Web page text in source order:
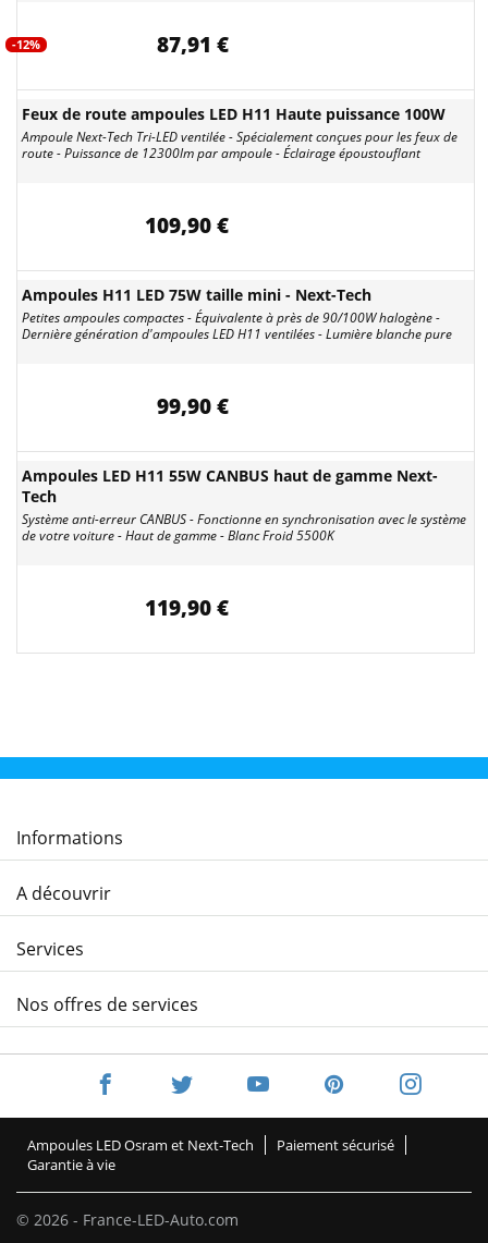
-12% 87,91 €
Feux de route ampoules LED H11 Haute puissance 100W
Ampoule Next-Tech Tri-LED ventilée - Spécialement conçues pour les feux de
route - Puissance de 12300lm par ampoule - Éclairage époustouflant
109,90 €
Ampoules H11 LED 75W taille mini - Next-Tech
Petites ampoules compactes - Équivalente à près de 90/100W halogène -
Dernière génération d'ampoules LED H11 ventilées - Lumière blanche pure
99,90 €
Ampoules LED H11 55W CANBUS haut de gamme Next-
Tech
Système anti-erreur CANBUS - Fonctionne en synchronisation avec le système
de votre voiture - Haut de gamme - Blanc Froid 5500K
119,90 €
Informations
A découvrir
Services
Nos offres de services
© 2026 - France-LED-Auto.com
Ampoules LED Osram et Next-Tech
Paiement sécurisé
Garantie à vie